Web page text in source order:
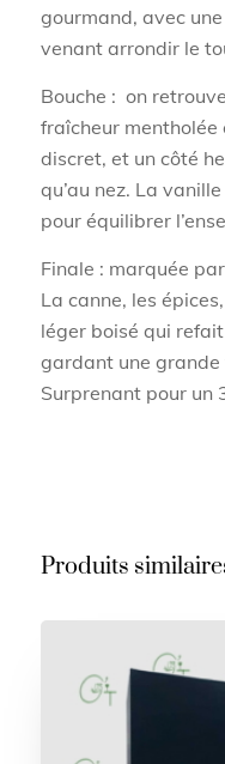
gourmand, avec
venant arrondir le
Bouche : on
fraîcheur mentholée
discret, et un côté
qu’au nez. La
pour équilibrer
Finale : marquée
La canne, les
léger boisé qui
gardant une grande
Surprenant pour un
Produits